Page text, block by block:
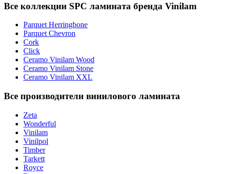
Все коллекции SPC ламината бренда Vinilam
Parquet Herringbone
Parquet Chevron
Cork
Click
Ceramo Vinilam Wood
Ceramo Vinilam Stone
Ceramo Vinilam XXL
Все производители винилового ламината
Zeta
Wonderful
Vinilam
Vinilpol
Timber
Tarkett
Royce